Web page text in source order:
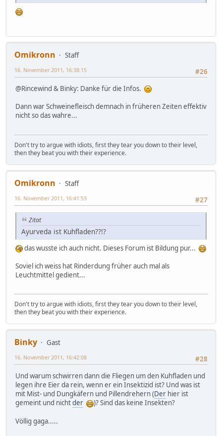
Omikronn
Staff
#26
16. November 2011, 16:38:15
@Rincewind & Binky: Danke für die Infos.
Dann war Schweinefleisch demnach in früheren Zeiten effektiv
nicht so das wahre...
Don't try to argue with idiots, first they tear you down to their level,
then they beat you with their experience.
Omikronn
Staff
#27
16. November 2011, 16:41:53
Zitat
Ayurveda ist Kuhfladen??!?
das wusste ich auch nicht. Dieses Forum ist Bildung pur...
Soviel ich weiss hat Rinderdung früher auch mal als
Leuchtmittel gedient...
Don't try to argue with idiots, first they tear you down to their level,
then they beat you with their experience.
Binky
Gast
#28
16. November 2011, 16:42:08
Und warum schwirren dann die Fliegen um den Kuhfladen und
legen ihre Eier da rein, wenn er ein Insektizid ist? Und was ist
mit Mist- und Dungkäfern und Pillendrehern (Der hier ist
gemeint und nichtder )? Sind das keine Insekten?
Völlig gaga.....